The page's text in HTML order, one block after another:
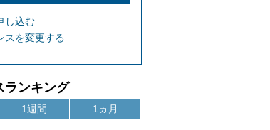
し込む
スを変更する
ランキング
1週間 1ヵ月